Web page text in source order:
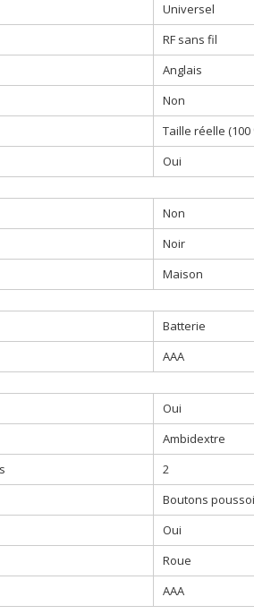
Universel
RF sans fil
Anglais
Non
Taille réelle (100
Oui
Non
Noir
Maison
Batterie
AAA
Oui
Ambidextre
2
Boutons
Oui
Roue
AAA